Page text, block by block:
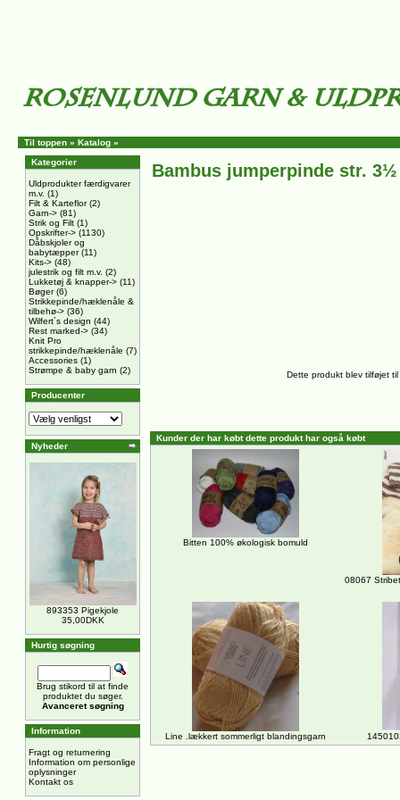
Til toppen » Katalog »
Kategorier
Uldprodukter færdigvarer
m.v. (1)
Filt & Karteflor(2)
Garn-> (81)
Strik og Filt (1)
Opskrifter-> (1130)
Dåbskjoler og
babytæpper(11)
Kits-> (48)
julestrik og filt m.v. (2)
Lukketøj & knapper-> (11)
Bøger(6)
Strikkepinde/hæklenåle &
tilbehø-> (36)
Wilfert´s design (44)
Rest marked-> (34)
Knit Pro
strikkepinde/hæklenåle (7)
Accessories (1)
Strømpe & baby garn (2)
Producenter
Nyheder
893353 Pigekjole
35,00DKK
Hurtig søgning
Brug stikord til at finde
produktet du søger.
Avanceret søgning
Information
Fragt og returnering
Information om personlige
oplysninger
Kontakt os
Bambus jumperpinde str. 3½
Dette produkt blev tilføjet
Kunder der har købt dette produkt har også købt
Bitten 100% økologisk bomuld
08067
Line .lækkert sommerligt blandingsgarn